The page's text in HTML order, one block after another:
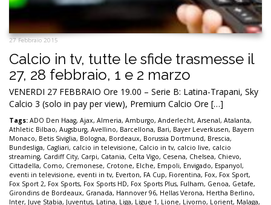
27 Febbraio 2015
Calcio in tv, tutte le sfide trasmesse il
27, 28 febbraio, 1 e 2 marzo
VENERDI 27 FEBBRAIO Ore 19.00 – Serie B: Latina-Trapani, Sky
Calcio 3 (solo in pay per view), Premium Calcio Ore […]
Tags: ADO Den Haag, Ajax, Almeria, Amburgo, Anderlecht, Arsenal, Atalanta,
Athletic Bilbao, Augsburg, Avellino, Barcellona, Bari, Bayer Leverkusen, Bayern
Monaco, Betis Siviglia, Bologna, Bordeaux, Borussia Dortmund, Brescia,
Bundesliga, Cagliari, calcio in televisione, Calcio in tv, calcio live, calcio
streaming, Cardiff City, Carpi, Catania, Celta Vigo, Cesena, Chelsea, Chievo,
Cittadella, Como, Cremonese, Crotone, Elche, Empoli, Envigado, Espanyol,
eventi in televisione, eventi in tv, Everton, FA Cup, Fiorentina, Fox, Fox Sport,
Fox Sport 2, Fox Sports, Fox Sports HD, Fox Sports Plus, Fulham, Genoa, Getafe,
Girondins de Bordeaux, Granada, Hannover 96, Hellas Verona, Hertha Berlino,
Inter, Juve Stabia, Juventus, Latina, Liga, Ligue 1, Lione, Livorno, Lorient, Malaga,